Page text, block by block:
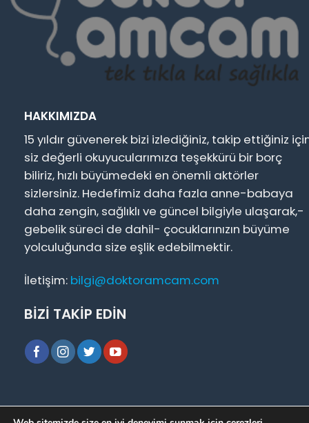
HAKKIMIZDA
15 yıldır güvenerek bizi izlediğiniz, takip ettiğiniz
siz değerli okuyucularımıza teşekkürü bir borç
biliriz, hızlı büyümedeki en önemli aktörler
sizlersiniz. Hedefimiz daha fazla anne-babaya
daha zengin, sağlıklı ve güncel bilgiyle ulaşarak,-
gebelik süreci de dahil- çocuklarınızın büyüme
yolculuğunda size eşlik edebilmektir.
İletişim: bilgi@doktoramcam.com
BİZİ TAKİP EDİN
Hakkımızda |Basında Biz|Bizimle İletişime Geçin